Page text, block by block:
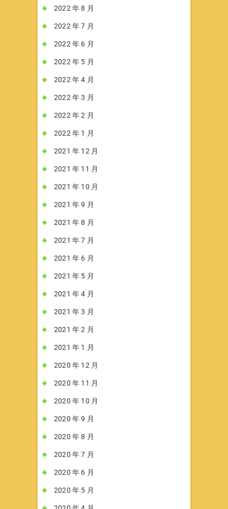
2022 年 8 月
2022 年 7 月
2022 年 6 月
2022 年 5 月
2022 年 4 月
2022 年 3 月
2022 年 2 月
2022 年 1 月
2021 年 12 月
2021 年 11 月
2021 年 10 月
2021 年 9 月
2021 年 8 月
2021 年 7 月
2021 年 6 月
2021 年 5 月
2021 年 4 月
2021 年 3 月
2021 年 2 月
2021 年 1 月
2020 年 12 月
2020 年 11 月
2020 年 10 月
2020 年 9 月
2020 年 8 月
2020 年 7 月
2020 年 6 月
2020 年 5 月